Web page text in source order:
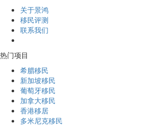
关于景鸿
移民评测
联系我们
热门项目
希腊移民
新加坡移民
葡萄牙移民
加拿大移民
香港移居
多米尼克移民